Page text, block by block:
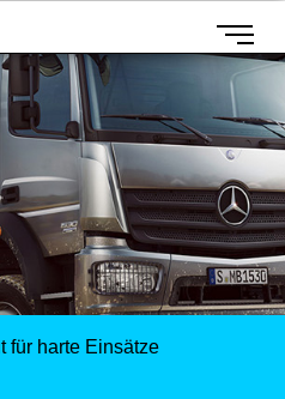
für harte Einsätze